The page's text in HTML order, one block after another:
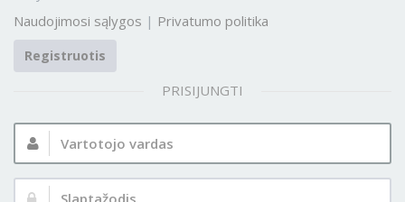
Naudojimosi sąlygos | Privatumo politika
Registruotis
PRISIJUNGTI
Vartotojo
vardas:
Slaptažodis: